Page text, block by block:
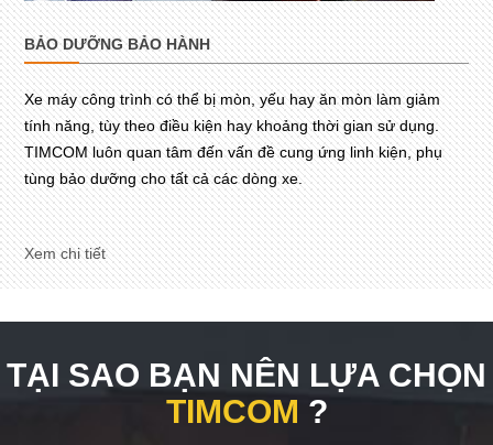
BẢO DƯỠNG BẢO HÀNH
Xe máy công trình có thể bị mòn, yếu hay ăn mòn làm giảm
tính năng, tùy theo điều kiện hay khoảng thời gian sử dụng.
TIMCOM luôn quan tâm đến vấn đề cung ứng linh kiện, phụ
tùng bảo dưỡng cho tất cả các dòng xe.
Xem chi tiết
TẠI SAO BẠN NÊN LỰA CHỌN
TIMCOM ?